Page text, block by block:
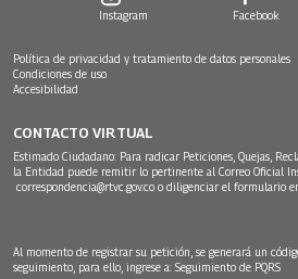
Instagram Facebook
Política de privacidad y tratamiento de datos personales
Condiciones de uso
Accesibilidad
CONTACTO VIRTUAL
Estimado Ciudadano: Para radicar Peticiones, Quejas,
la Entidad puede remitir lo pertinente al Correo Oficial
correspondencia@rtvc.gov.co o diligenciar el formulario
Al momento de registrar su petición, se generará un
seguimiento, para ello, ingrese a: Seguimiento de PQRS